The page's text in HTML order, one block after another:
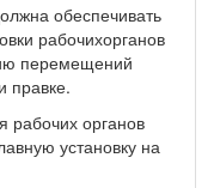
обеспечивать
рабочихорганов
перемещений
правке.
рабочих органов
установку на